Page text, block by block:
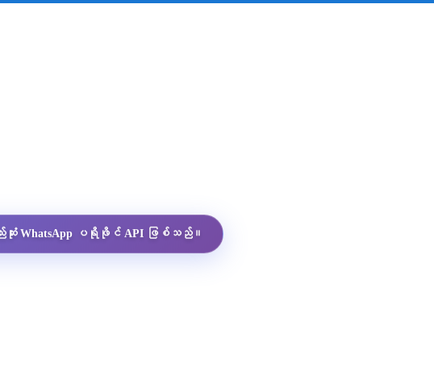
နည်းဆုံး WhatsApp ပရိုဖိုင် API ဖြစ်သည်။